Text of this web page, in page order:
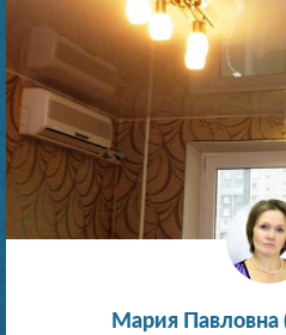
Мария Павловна